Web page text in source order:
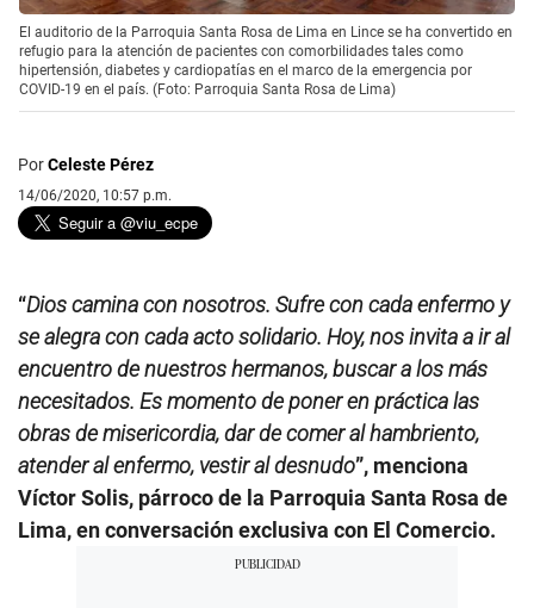
El auditorio de la Parroquia Santa Rosa de Lima en Lince se ha convertido en
refugio para la atención de pacientes con comorbilidades tales como
hipertensión, diabetes y cardiopatías en el marco de la emergencia por
COVID-19 en el país. (Foto: Parroquia Santa Rosa de Lima)
PorCeleste Pérez
14/06/2020, 10:57 p.m.
“Dios camina con nosotros. Sufre con cada enfermo y
se alegra con cada acto solidario. Hoy, nos invita a ir al
encuentro de nuestros hermanos, buscar a los más
necesitados. Es momento de poner en práctica las
obras de misericordia, dar de comer al hambriento,
atender al enfermo, vestir al desnudo”, menciona
Víctor Solis, párroco de la Parroquia Santa Rosa de
Lima, en conversación exclusiva con El Comercio.